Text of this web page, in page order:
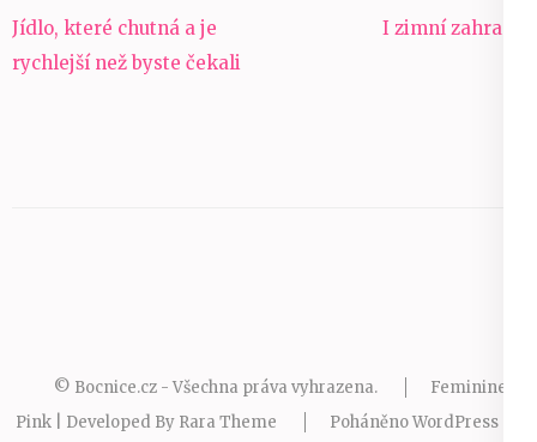
Navigace
pro
Jídlo, které chutná a je
rychlejší než byste čekali
I zimní zahrady
© Bocnice.cz - Všechna práva vyhrazena.
Feminine
Pink | Developed By Rara Theme PoháněnoWordPress